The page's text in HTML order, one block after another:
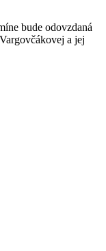
bude odovzdaná
a jej